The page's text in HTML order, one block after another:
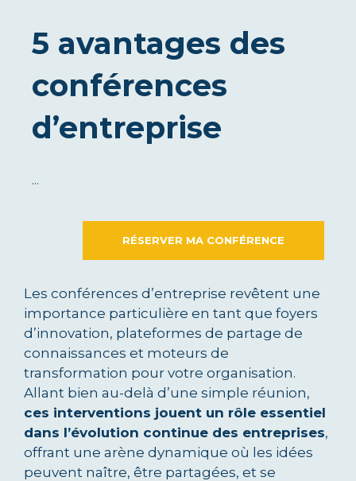
5 avantages des
conférences
d’entreprise
…
RÉSERVER MA CONFÉRENCE
Les conférences d’entreprise revêtent une
importance particulière en tant que foyers
d’innovation, plateformes de partage de
connaissances et moteurs de
transformation pour votre organisation.
Allant bien au-delà d’une simple réunion,
ces interventions jouent un rôle essentiel
dans l’évolution continue des entreprises,
offrant une arène dynamique où les idées
peuvent naître, être partagées, et se